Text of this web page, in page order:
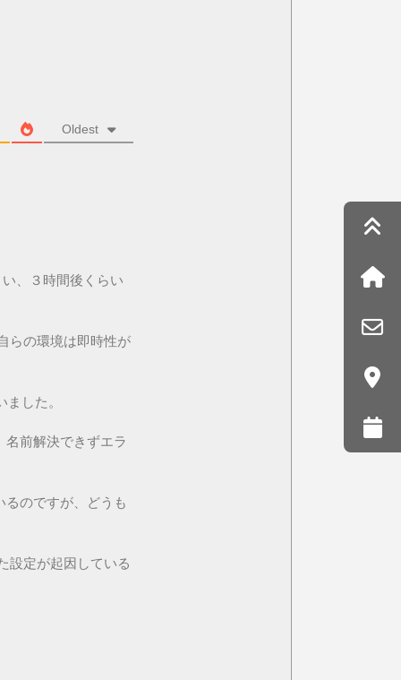
Oldest
、３時間後くらい
らの環境は即時性が
した。
前解決できずエラ
のですが、どうも
設定が起因している